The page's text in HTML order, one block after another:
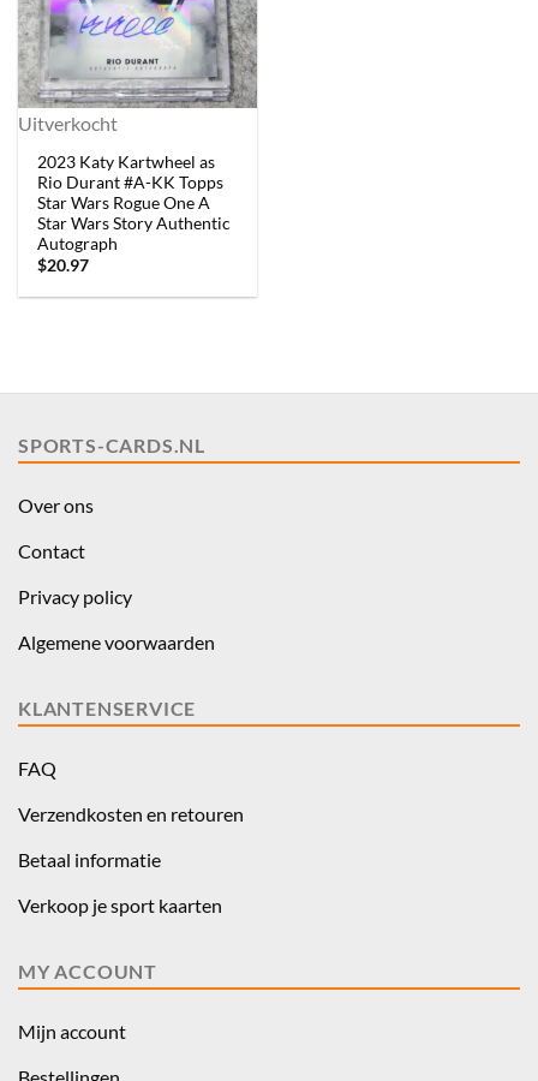
Uitverkocht
2023 Katy Kartwheel as
Rio Durant #A-KK Topps
Star Wars Rogue One A
Star Wars Story Authentic
Autograph
$20.97
SPORTS-CARDS.NL
Over ons
Contact
Privacy policy
Algemene voorwaarden
KLANTENSERVICE
FAQ
Verzendkosten en retouren
Betaal informatie
Verkoop je sport kaarten
MY ACCOUNT
Mijn account